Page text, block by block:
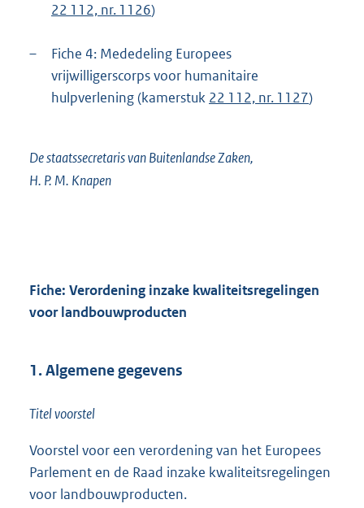
22 112, nr. 1126)
–
Fiche 4: Mededeling Europees
vrijwilligerscorps voor humanitaire
hulpverlening (kamerstuk 22 112, nr. 1127)
De staatssecretaris van Buitenlandse Zaken,
H. P. M. Knapen
Fiche: Verordening inzake kwaliteitsregelingen
voor landbouwproducten
1. Algemene gegevens
Titel voorstel
Voorstel voor een verordening van het Europees
Parlement en de Raad inzake kwaliteitsregelingen
voor landbouwproducten.